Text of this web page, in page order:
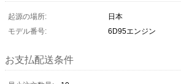
起源の場所:
日本
モデル番号:
6D95エンジン
お支払配送条件